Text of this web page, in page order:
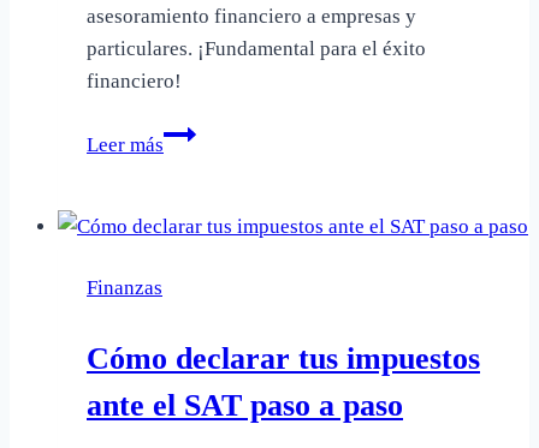
asesoramiento financiero a empresas y
particulares. ¡Fundamental para el éxito
financiero!
Leer más
Qué
un
Finanzas
Cómo declarar tus impuestos
ante el SAT paso a paso